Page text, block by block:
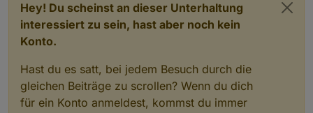
Hey! Du scheinst an dieser Unterhaltung
interessiert zu sein, hast aber noch kein
Konto.
Hast du es satt, bei jedem Besuch durch die
gleichen Beiträge zu scrollen? Wenn du dich
für ein Konto anmeldest, kommst du immer